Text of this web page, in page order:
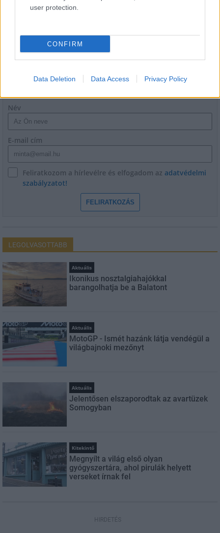
user protection.
CONFIRM
Data Deletion Data Access Privacy Policy
Látványos építési szakasz indult be a
Flórián téri felüljárón
HÍRLEVÉL
Név
E-mail cím
Feliratkozom a hírlevélre és elfogadom az adatvédelmi
szabályzatot!
FELIRATKOZÁS
LEGOLVASOTTABB
Aktuális
Ikonikus nosztalgiahajókkal
barangolhatja be a Balatont
Aktuális
MotoGP - Ismét hazánk látja vendégül a
világbajnoki mezőnyt
Aktuális
Jelentősen elszaporodtak az avartüzek
Somogyban
Kitekintő
Megnyílt a világ első olyan
gyógyszertára, ahol pirulák helyett
verseket írnak fel
HIRDETÉS